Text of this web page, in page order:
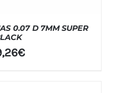
0.07 D 7MM SUPER
€